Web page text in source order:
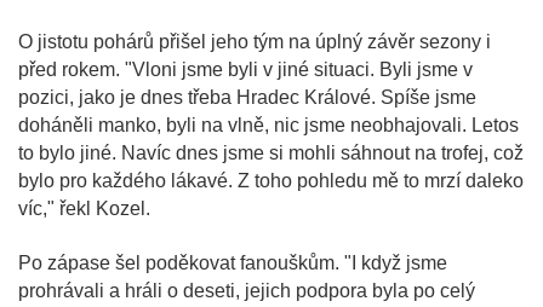
O jistotu pohárů přišel jeho tým na úplný závěr sezony i
před rokem. "Vloni jsme byli v jiné situaci. Byli jsme v
pozici, jako je dnes třeba Hradec Králové. Spíše jsme
doháněli manko, byli na vlně, nic jsme neobhajovali. Letos
to bylo jiné. Navíc dnes jsme si mohli sáhnout na trofej, což
bylo pro každého lákavé. Z toho pohledu mě to mrzí daleko
víc," řekl Kozel.
Po zápase šel poděkovat fanouškům. "I když jsme
prohrávali a hráli o deseti, jejich podpora byla po celý